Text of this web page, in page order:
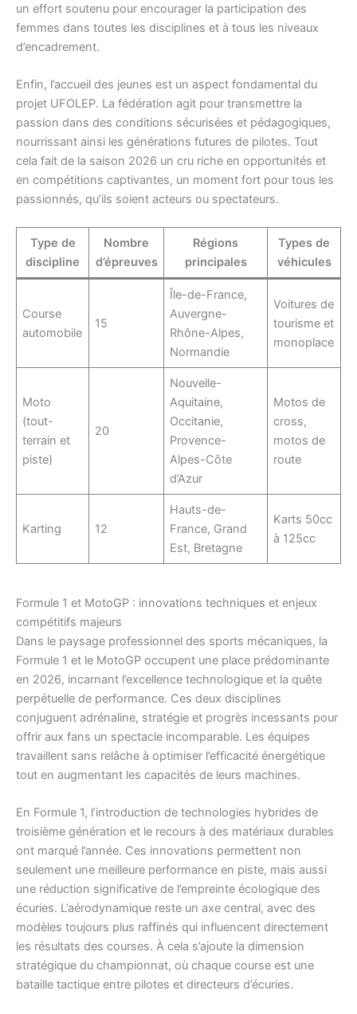
un effort soutenu pour encourager la participation des
femmes dans toutes les disciplines et à tous les niveaux
d’encadrement.
Enfin, l’accueil des jeunes est un aspect fondamental du
projet UFOLEP. La fédération agit pour transmettre la
passion dans des conditions sécurisées et pédagogiques,
nourrissant ainsi les générations futures de pilotes. Tout
cela fait de la saison 2026 un cru riche en opportunités et
en compétitions captivantes, un moment fort pour tous les
passionnés, qu’ils soient acteurs ou spectateurs.
Type de
discipline
Nombre
d’épreuves
Régions
principales
Types de
véhicules
Course
automobile
15
Île-de-France,
Auvergne-
Rhône-Alpes,
Normandie
Voitures de
tourisme et
monoplace
Moto
(tout-
terrain et
piste)
20
Nouvelle-
Aquitaine,
Occitanie,
Provence-
Alpes-Côte
d’Azur
Motos de
cross,
motos de
route
Karting 12
Hauts-de-
France, Grand
Est, Bretagne
Karts 50cc
à 125cc
Formule 1 et MotoGP : innovations techniques et enjeux
compétitifs majeurs
Dans le paysage professionnel des sports mécaniques, la
Formule 1 et le MotoGP occupent une place prédominante
en 2026, incarnant l’excellence technologique et la quête
perpétuelle de performance. Ces deux disciplines
conjuguent adrénaline, stratégie et progrès incessants pour
offrir aux fans un spectacle incomparable. Les équipes
travaillent sans relâche à optimiser l’efficacité énergétique
tout en augmentant les capacités de leurs machines.
En Formule 1, l’introduction de technologies hybrides de
troisième génération et le recours à des matériaux durables
ont marqué l’année. Ces innovations permettent non
seulement une meilleure performance en piste, mais aussi
une réduction significative de l’empreinte écologique des
écuries. L’aérodynamique reste un axe central, avec des
modèles toujours plus raffinés qui influencent directement
les résultats des courses. À cela s’ajoute la dimension
stratégique du championnat, où chaque course est une
bataille tactique entre pilotes et directeurs d’écuries.